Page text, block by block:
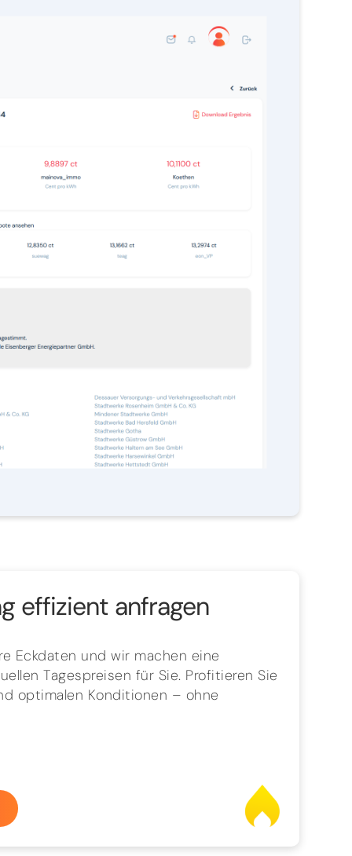
effizient anfragen
Eckdaten und wir machen eine
Tagespreisen für Sie. Profitieren Sie
optimalen Konditionen – ohne